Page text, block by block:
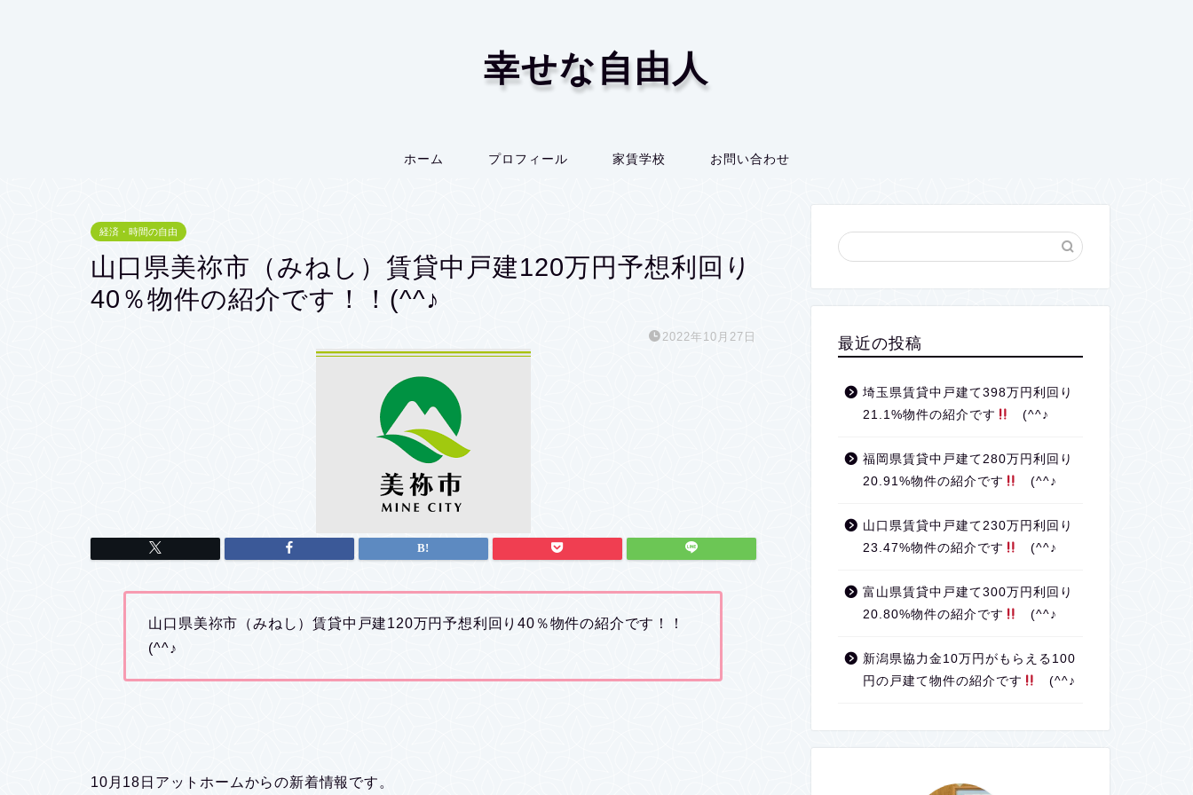
幸せな自由人
ホーム プロフィール 家賃学校 お問い合わせ
経済・時間の自由
山口県美祢市（みねし）賃貸中戸建120万円予想利回り
40％物件の紹介です！！(^^♪
2022年10月27日
山口県美祢市（みねし）賃貸中戸建120万円予想利回り40％物件の紹介です！！
(^^♪
10月18日アットホームからの新着情報です。
最近の投稿
埼玉県賃貸中戸建て398万円利回り
21.1%物件の紹介です
(^^♪
福岡県賃貸中戸建て280万円利回り
20.91%物件の紹介です
(^^♪
山口県賃貸中戸建て230万円利回り
23.47%物件の紹介です
(^^♪
富山県賃貸中戸建て300万円利回り
20.80%物件の紹介です
(^^♪
新潟県協力金10万円がもらえる100
円の戸建て物件の紹介です
(^^♪